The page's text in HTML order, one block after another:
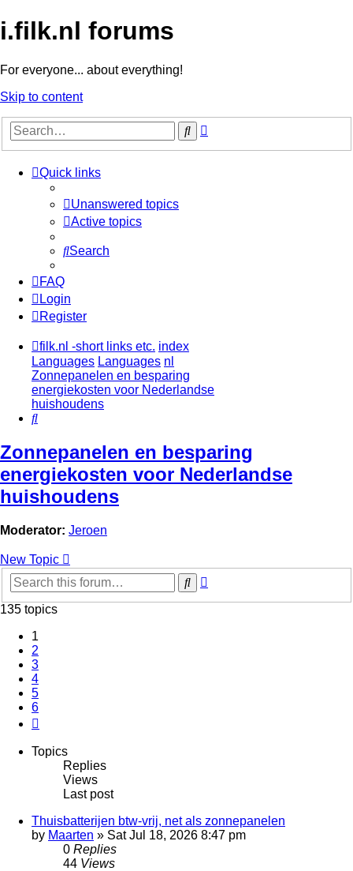
i.filk.nl forums
For everyone... about everything!
Skip to content
Search
Quick links
Unanswered topics
Active topics
Search
FAQ
Login
Register
filk.nl -short links etc. index
Languages Languages nl
Zonnepanelen en besparing
energiekosten voor Nederlandse
huishoudens
Search
Zonnepanelen en besparing
energiekosten voor Nederlandse
huishoudens
Moderator: Jeroen
New Topic
Search
135 topics
1
2
3
4
5
6
Topics
Replies
Views
Last post
Thuisbatterijen btw-vrij, net als zonnepanelen
by Maarten » Sat Jul 18, 2026 8:47 pm
0 Replies
44 Views